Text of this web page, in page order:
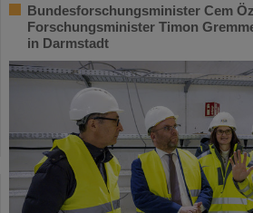
Bundesforschungsminister Cem
Forschungsminister Timon
in Darmstadt